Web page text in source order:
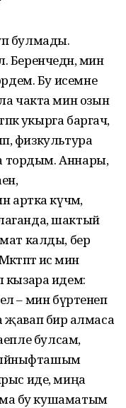
булмады.
Беренчедән, мин
Бу исемне
чакта мин озын
укырга баргач,
физкультура
тордым. Аннары,
артка күчәм,
шактый
калды, бер
исә мин
кызара идем:
– мин бүртенеп
бирә алмаса
булсам,
Сыйныфташым
иде, миңа
бу кушаматым